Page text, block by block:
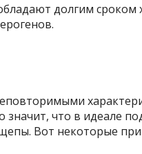
долгим сроком
что в идеале
Вот некоторые